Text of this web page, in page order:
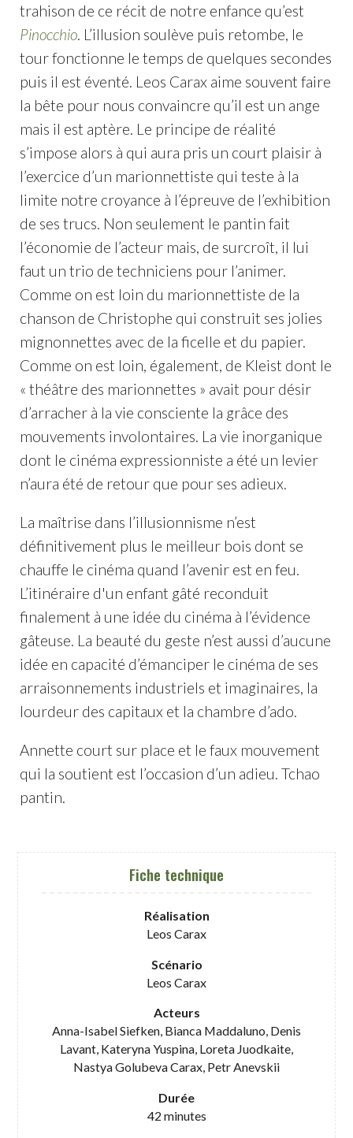
Fiche technique
Réalisation
Leos Carax
Scénario
Leos Carax
Acteurs
Anna-Isabel Siefken, Bianca Maddaluno, Denis
Lavant, Kateryna Yuspina, Loreta Juodkaite,
Nastya Golubeva Carax, Petr Anevskii
Durée
42 minutes
trahison de ce récit de notre enfance qu’est
Pinocchio. L’illusion soulève puis retombe, le
tour fonctionne le temps de quelques secondes
puis il est éventé. Leos Carax aime souvent faire
la bête pour nous convaincre qu’il est un ange
mais il est aptère. Le principe de réalité
s’impose alors à qui aura pris un court plaisir à
l’exercice d’un marionnettiste qui teste à la
limite notre croyance à l’épreuve de l’exhibition
de ses trucs. Non seulement le pantin fait
l’économie de l’acteur mais, de surcroît, il lui
faut un trio de techniciens pour l’animer.
Comme on est loin du marionnettiste de la
chanson de Christophe qui construit ses jolies
mignonnettes avec de la ficelle et du papier.
Comme on est loin, également, de Kleist dont le
« théâtre des marionnettes » avait pour désir
d’arracher à la vie consciente la grâce des
mouvements involontaires. La vie inorganique
dont le cinéma expressionniste a été un levier
n’aura été de retour que pour ses adieux.
La maîtrise dans l’illusionnisme n’est
définitivement plus le meilleur bois dont se
chauffe le cinéma quand l’avenir est en feu.
L’itinéraire d'un enfant gâté reconduit
finalement à une idée du cinéma à l’évidence
gâteuse. La beauté du geste n’est aussi d’aucune
idée en capacité d’émanciper le cinéma de ses
arraisonnements industriels et imaginaires, la
lourdeur des capitaux et la chambre d’ado.
Annette court sur place et le faux mouvement
qui la soutient est l’occasion d’un adieu. Tchao
pantin.